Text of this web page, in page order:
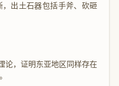
出土石器包括手斧、砍砸
论，证明东亚地区同样存在